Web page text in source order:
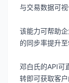
与交易数据可视
该能力可帮助
的同步率提升
邓白氏的API可
转即可获取客